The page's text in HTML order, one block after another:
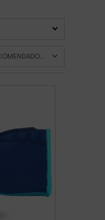
RECOMENDADOS